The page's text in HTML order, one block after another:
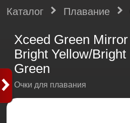
Каталог Плавание
Xceed Green Mirror
Bright Yellow/Bright
Green
Очки для плавания